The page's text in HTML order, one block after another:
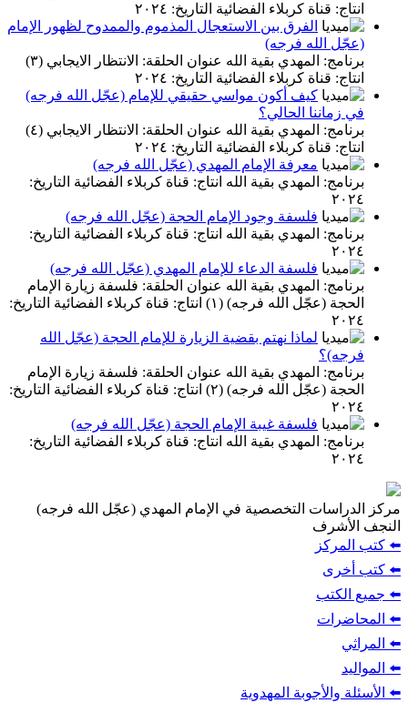
انتاج: قناة كربلاء الفضائية التاريخ: ٢٠٢٤
الفرق بين الاستعجال المذموم والممدوح لظهور الإمام
(عجّل الله فرجه)
برنامج: المهدي بقية الله عنوان الحلقة: الانتظار الايجابي (٣)
انتاج: قناة كربلاء الفضائية التاريخ: ٢٠٢٤
كيف أكون مواسي حقيقي للإمام (عجّل الله فرجه)
في زماننا الحالي؟
برنامج: المهدي بقية الله عنوان الحلقة: الانتظار الايجابي (٤)
انتاج: قناة كربلاء الفضائية التاريخ: ٢٠٢٤
معرفة الإمام المهدي (عجّل الله فرجه)
برنامج: المهدي بقية الله انتاج: قناة كربلاء الفضائية التاريخ:
٢٠٢٤
فلسفة وجود الإمام الحجة (عجّل الله فرجه)
برنامج: المهدي بقية الله انتاج: قناة كربلاء الفضائية التاريخ:
٢٠٢٤
فلسفة الدعاء للإمام المهدي (عجّل الله فرجه)
برنامج: المهدي بقية الله عنوان الحلقة: فلسفة زيارة الإمام
الحجة (عجّل الله فرجه) (١) انتاج: قناة كربلاء الفضائية التاريخ:
٢٠٢٤
لماذا نهتم بقضية الزيارة للإمام الحجة (عجّل الله
فرجه)؟
برنامج: المهدي بقية الله عنوان الحلقة: فلسفة زيارة الإمام
الحجة (عجّل الله فرجه) (٢) انتاج: قناة كربلاء الفضائية التاريخ:
٢٠٢٤
فلسفة غيبة الإمام الحجة (عجّل الله فرجه)
برنامج: المهدي بقية الله انتاج: قناة كربلاء الفضائية التاريخ:
٢٠٢٤
مركز الدراسات التخصصية في الإمام المهدي (عجّل الله فرجه)
النجف الأشرف
⬅️ كتب المركز
⬅️ كتب أخرى
⬅️ جميع الكتب
⬅️ المحاضرات
⬅️ المراثي
⬅️ المواليد
⬅️ الأسئلة والأجوبة المهدوية